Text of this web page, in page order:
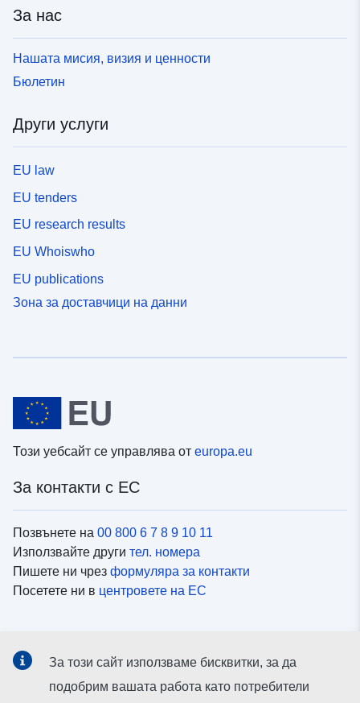
За нас
Нашата мисия, визия и ценности
Бюлетин
Други услуги
EU law
EU tenders
EU research results
EU Whoiswho
EU publications
Зона за доставчици на данни
Този уебсайт се управлява от europa.eu
За контакти с ЕС
Позвънете на 00 800 6 7 8 9 10 11
Използвайте други тел. номера
Пишете ни чрез формуляра за контакти
Посетете ни в центровете на ЕС
Вижте профили на ЕС в социалните медии
За този сайт използваме бисквитки, за да
подобрим вашата работа като потребители